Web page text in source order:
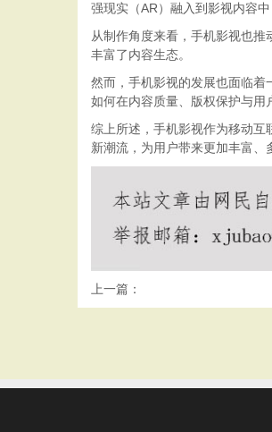
强现实（AR）融入到影视内容
从制作角度来看，手机影视也
丰富了内容生态。
然而，手机影视的发展也面临着
如何在内容质量、版权保护与用
综上所述，手机影视作为移动互
新潮流，为用户带来更加丰富、
上一篇：